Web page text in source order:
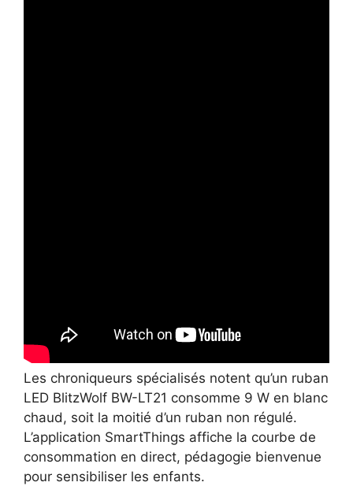
Les chroniqueurs spécialisés notent qu’un ruban
LED BlitzWolf BW-LT21 consomme 9 W en blanc
chaud, soit la moitié d’un ruban non régulé.
L’application SmartThings affiche la courbe de
consommation en direct, pédagogie bienvenue
pour sensibiliser les enfants.